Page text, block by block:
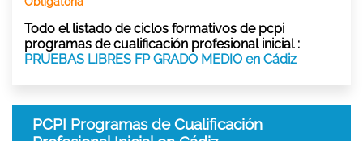
Todo el listado de ciclos formativos de pcpi
programas de cualificación profesional inicial :
PRUEBAS LIBRES FP GRADO MEDIO en Cádiz
PCPI Programas de Cualificación